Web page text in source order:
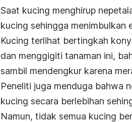
Saat kucing menghirup
kucing sehingga menimbulkan
Kucing terlihat bertingkah
dan menggigiti tanaman ini,
sambil mendengkur karena
Peneliti juga menduga bahwa
kucing secara berlebihan
Namun, tidak semua kucing